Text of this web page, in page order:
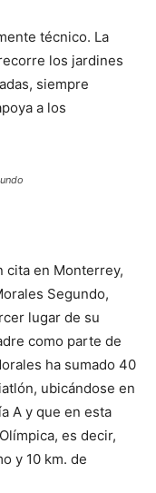
técnico. La
los jardines
siempre
a los
cita en Monterrey,
Segundo,
lugar de su
como parte de
ha sumado 40
ubicándose en
A y que en esta
es decir,
y 10 km. de